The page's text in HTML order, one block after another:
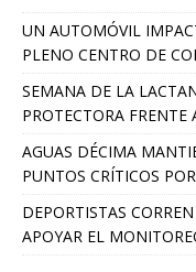
UN AUTOMÓVIL
PLENO CENTRO DE
SEMANA DE LA
PROTECTORA FRENTE
AGUAS DÉCIMA
PUNTOS CRÍTICOS
DEPORTISTAS
APOYAR EL